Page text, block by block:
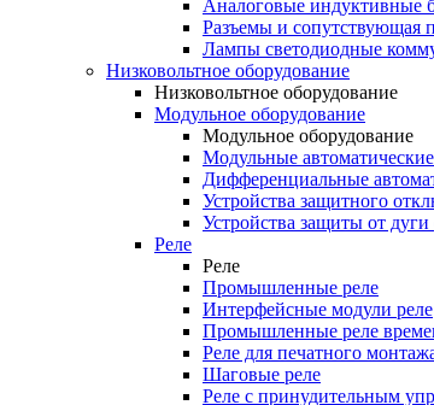
Аналоговые индуктивные
Разъемы и сопутствующая
Лампы светодиодные
Низковольтное оборудование
Низковольтное оборудование
Модульное оборудование
Модульное оборудование
Модульные
Дифференциальные
Устройства защитного
Устройства защиты от
Реле
Реле
Промышленные реле
Интерфейсные модули реле
Промышленные реле
Реле для печатного
Шаговые реле
Реле с принудительным